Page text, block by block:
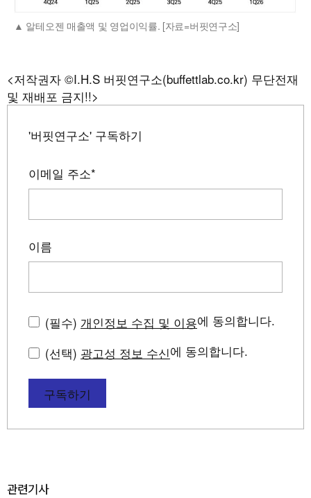
알테오젠 매출액 및 영업이익률. [자료=버핏연구소]
<저작권자 ©I.H.S 버핏연구소(buffettlab.co.kr) 무단전재
및 재배포 금지!!>
'버핏연구소' 구독하기
이메일 주소*
이름
(필수) 개인정보 수집 및 이용에 동의합니다.
(선택) 광고성 정보 수신에 동의합니다.
구독하기
관련기사